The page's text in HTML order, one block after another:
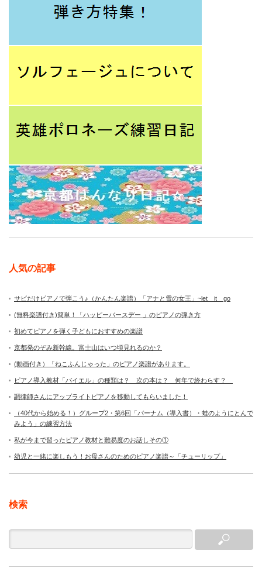
人気の記事
サビだけピアノで弾こう♪（かんたん楽譜）「アナと雪の女王」~let it go
(無料楽譜付き)簡単！「ハッピーバースデー 」のピアノの弾き方
初めてピアノを弾く子どもにおすすめの楽譜
京都発のぞみ新幹線。富士山はいつ頃見れるのか？
(動画付き）「ねこふんじゃった」のピアノ楽譜があります。
ピアノ導入教材「バイエル」の種類は？ 次の本は？ 何年で終わらす？
調律師さんにアップライトピアノを移動してもらいました！
（40代から始める！）グループ2・第6回「バーナム（導入書）・蛙のようにとんで
みよう」の練習方法
私が今まで習ったピアノ教材と難易度のお話しその①
幼児と一緒に楽しもう！お母さんのためのピアノ楽譜～「チューリップ」
検索